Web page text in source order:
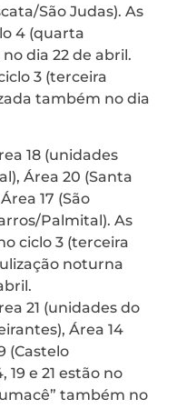
São Judas). As
4 (quarta
dia 22 de abril.
3 (terceira
também no dia
18 (unidades
Área 20 (Santa
17 (São
Palmital). As
ciclo 3 (terceira
noturna
21 (unidades do
Área 14
(Castelo
19 e 21 estão no
também no